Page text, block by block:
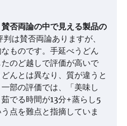
否両論の中で見える製品の
は賛否両論ありますが、
ものです。手延べうどん
のど越しで評価が高いで
んとは異なり、質が違うと
部の評価では、「美味し
でる時間が13分+蒸らし5
点を難点と指摘していま